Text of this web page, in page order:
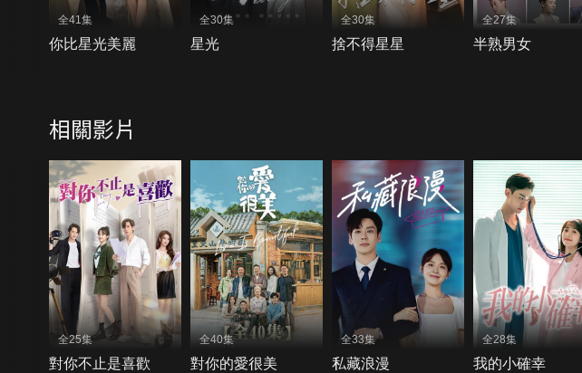
全41集
你比星光美麗
全30集
星光
全30集
捨不得星星
全27集
半熟男女
相關影片
全25集
對你不止是喜歡
全40集
對你的愛很美
全33集
私藏浪漫
全28集
我的小確幸